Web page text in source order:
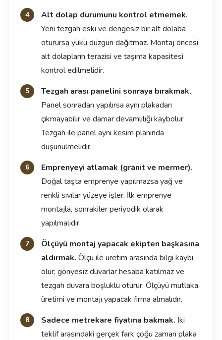
Alt dolap durumunu kontrol etmemek.
Yeni tezgah eski ve dengesiz bir alt dolaba
oturursa yükü düzgün dağıtmaz. Montaj öncesi
alt dolapların terazisi ve taşıma kapasitesi
kontrol edilmelidir.
Tezgah arası panelini sonraya bırakmak.
Panel sonradan yapılırsa aynı plakadan
çıkmayabilir ve damar devamlılığı kaybolur.
Tezgah ile panel aynı kesim planında
düşünülmelidir.
Emprenyeyi atlamak (granit ve mermer).
Doğal taşta emprenye yapılmazsa yağ ve
renkli sıvılar yüzeye işler. İlk emprenye
montajla, sonrakiler periyodik olarak
yapılmalıdır.
Ölçüyü montaj yapacak ekipten başkasına
aldırmak. Ölçü ile üretim arasında bilgi kaybı
olur; gönyesiz duvarlar hesaba katılmaz ve
tezgah duvara boşluklu oturur. Ölçüyü mutlaka
üretimi ve montajı yapacak firma almalıdır.
Sadece metrekare fiyatına bakmak. İki
teklif arasındaki gerçek fark çoğu zaman plaka